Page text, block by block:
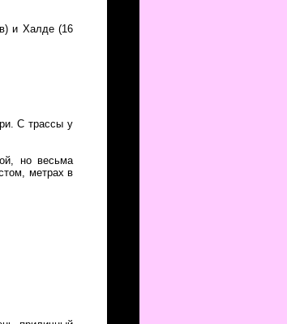
и Халде (16
С трассы у
но весьма
метрах в